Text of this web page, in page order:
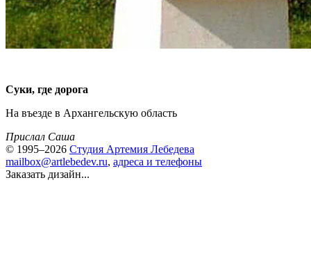
Суки, где дорога
На въезде в Архангельскую область
Прислал Саша
© 1995–2026 Студия Артемия Лебедева
mailbox@artlebedev.ru, адреса и телефоны
Заказать дизайн...